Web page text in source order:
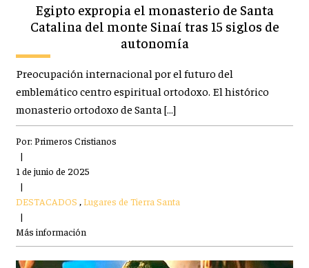
Egipto expropia el monasterio de Santa
Catalina del monte Sinaí tras 15 siglos de
autonomía
Preocupación internacional por el futuro del
emblemático centro espiritual ortodoxo. El histórico
monasterio ortodoxo de Santa […]
Por: Primeros Cristianos
|
1 de junio de 2025
|
DESTACADOS ,Lugares de Tierra Santa
|
Más información